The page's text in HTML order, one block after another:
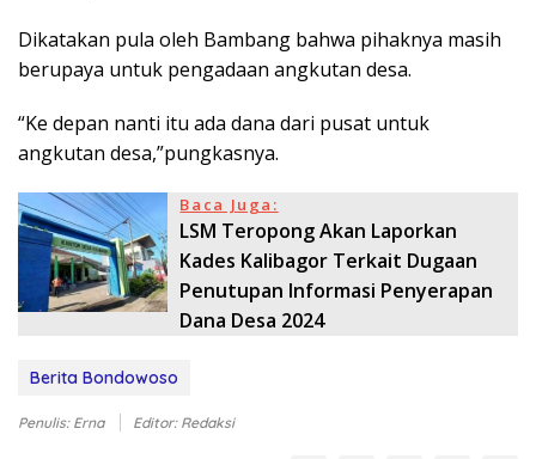
Dikatakan pula oleh Bambang bahwa pihaknya masih
berupaya untuk pengadaan angkutan desa.
“Ke depan nanti itu ada dana dari pusat untuk
angkutan desa,”pungkasnya.
Baca Juga:
LSM Teropong Akan Laporkan
Kades Kalibagor Terkait Dugaan
Penutupan Informasi Penyerapan
Dana Desa 2024
Berita Bondowoso
Penulis: Erna Editor: Redaksi